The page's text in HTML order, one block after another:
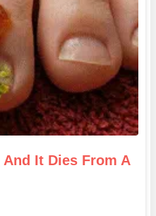
It Dies From A